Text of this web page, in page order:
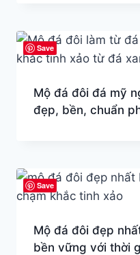
Save
Mộ đá đôi đá mỹ
đẹp, bền, chuẩn
Save
Mộ đá đôi đẹp
bền vững với thời